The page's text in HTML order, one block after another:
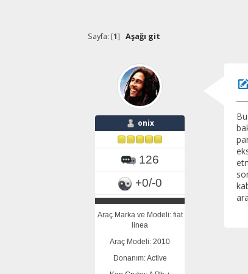
Sayfa: [1] Aşağı git
onix
126
+0/-0
Araç Marka ve Modeli: fiat
linea
Araç Modeli: 2010
Donanım: Active